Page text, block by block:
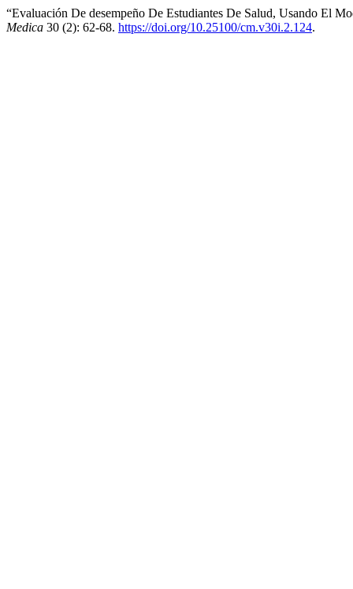
“Evaluación De desempeño De Estudiantes De Salud, Usando El
Medica 30 (2): 62-68. https://doi.org/10.25100/cm.v30i.2.124.